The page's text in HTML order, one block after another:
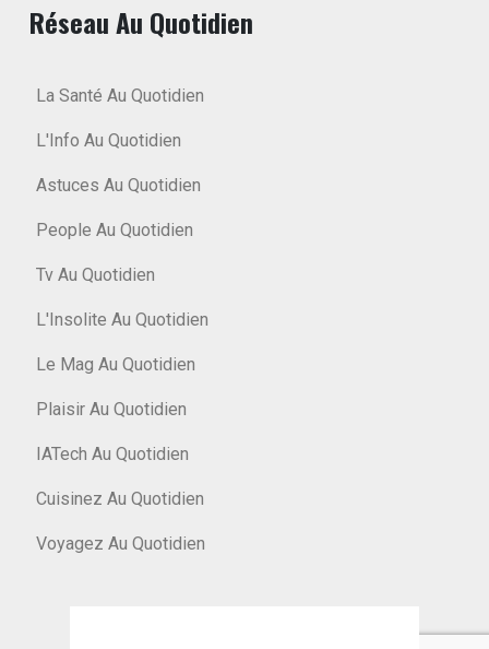
Réseau Au Quotidien
La Santé Au Quotidien
L'Info Au Quotidien
Astuces Au Quotidien
People Au Quotidien
Tv Au Quotidien
L'Insolite Au Quotidien
Le Mag Au Quotidien
Plaisir Au Quotidien
IATech Au Quotidien
Cuisinez Au Quotidien
Voyagez Au Quotidien